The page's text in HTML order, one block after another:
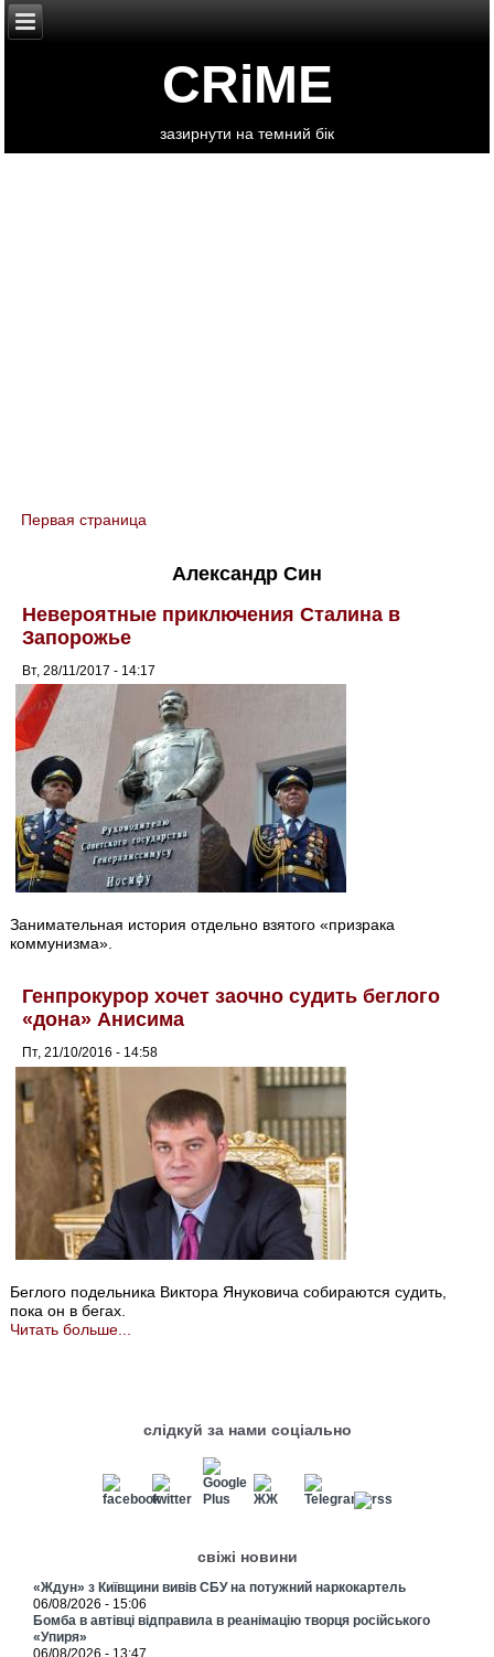
CRiME
зазирнути на темний бік
You are here
Первая страница
Александр Син
Невероятные приключения Сталина в
Запорожье
Вт, 28/11/2017 - 14:17
Занимательная история отдельно взятого «призрака
коммунизма».
Генпрокурор хочет заочно судить беглого
«дона» Анисима
Пт, 21/10/2016 - 14:58
Беглого подельника Виктора Януковича собираются судить,
пока он в бегах.
Читать больше...
слідкуй за нами соціально
свіжі новини
«Ждун» з Київщини вивів СБУ на потужний наркокартель
06/08/2026 - 15:06
Бомба в автівці відправила в реанімацію творця російського
«Упиря»
06/08/2026 - 13:47